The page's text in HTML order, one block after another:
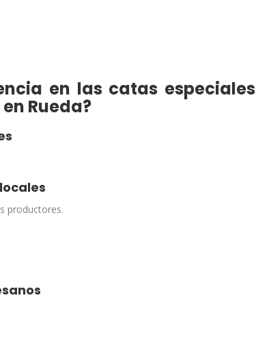
en las catas especiales
Rueda?
productores.